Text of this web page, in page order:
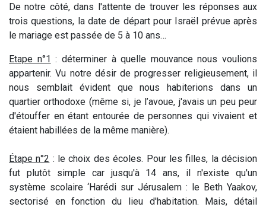
De notre côté, dans l'attente de trouver les réponses aux
trois questions, la date de départ pour Israël prévue après
le mariage est passée de 5 à 10 ans…
Etape n°1 : déterminer à quelle mouvance nous voulions
appartenir. Vu notre désir de progresser religieusement, il
nous semblait évident que nous habiterions dans un
quartier orthodoxe (même si, je l’avoue, j'avais un peu peur
d'étouffer en étant entourée de personnes qui vivaient et
étaient habillées de la même manière).
Étape n°2 : le choix des écoles. Pour les filles, la décision
fut plutôt simple car jusqu'à 14 ans, il n'existe qu'un
système scolaire ‘Harédi sur Jérusalem : le Beth Yaakov,
sectorisé en fonction du lieu d'habitation. Mais, détail